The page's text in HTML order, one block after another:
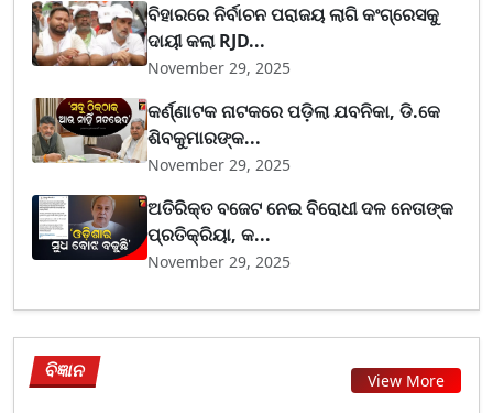
ବିହାରରେ ନିର୍ବାଚନ ପରାଜୟ ଲାଗି କଂଗ୍ରେସକୁ
ଦାୟୀ କଲା RJD...
November 29, 2025
କର୍ଣ୍ଣାଟକ ନାଟକରେ ପଡ଼ିଲା ଯବନିକା, ଡି.କେ
ଶିବକୁମାରଙ୍କ...
November 29, 2025
ଅତିରିକ୍ତ ବଜେଟ ନେଇ ବିରୋଧୀ ଦଳ ନେତାଙ୍କ
ପ୍ରତିକ୍ରିୟା, କ...
November 29, 2025
ବିଜ୍ଞାନ View More